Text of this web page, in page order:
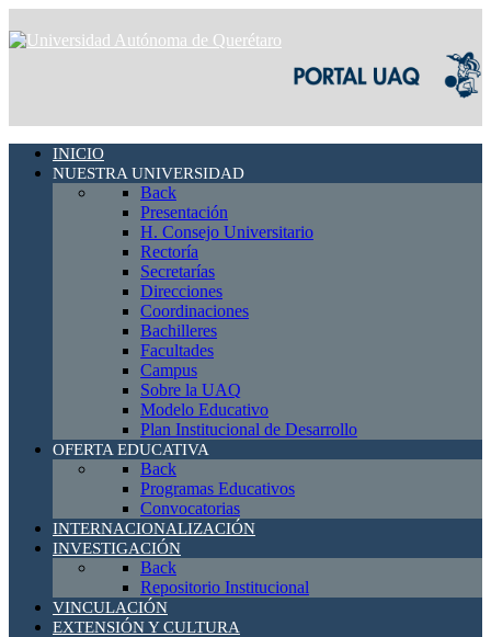
INICIO
NUESTRA UNIVERSIDAD
Back
Presentación
H. Consejo Universitario
Rectoría
Secretarías
Direcciones
Coordinaciones
Bachilleres
Facultades
Campus
Sobre la UAQ
Modelo Educativo
Plan Institucional de Desarrollo
OFERTA EDUCATIVA
Back
Programas Educativos
Convocatorias
INTERNACIONALIZACIÓN
INVESTIGACIÓN
Back
Repositorio Institucional
VINCULACIÓN
EXTENSIÓN Y CULTURA